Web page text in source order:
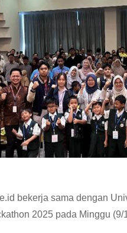
bekerja sama dengan
2025 pada Minggu